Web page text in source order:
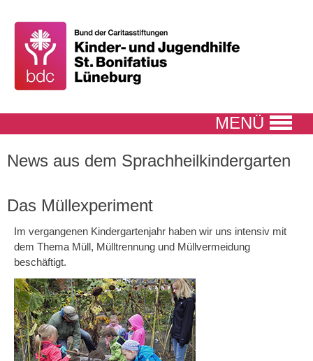
MENÜ
News aus dem Sprachheilkindergarten
Das Müllexperiment
Im vergangenen Kindergartenjahr haben wir uns intensiv mit
dem Thema Müll, Mülltrennung und Müllvermeidung
beschäftigt.